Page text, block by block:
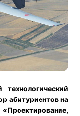
технологический
абитуриентов на